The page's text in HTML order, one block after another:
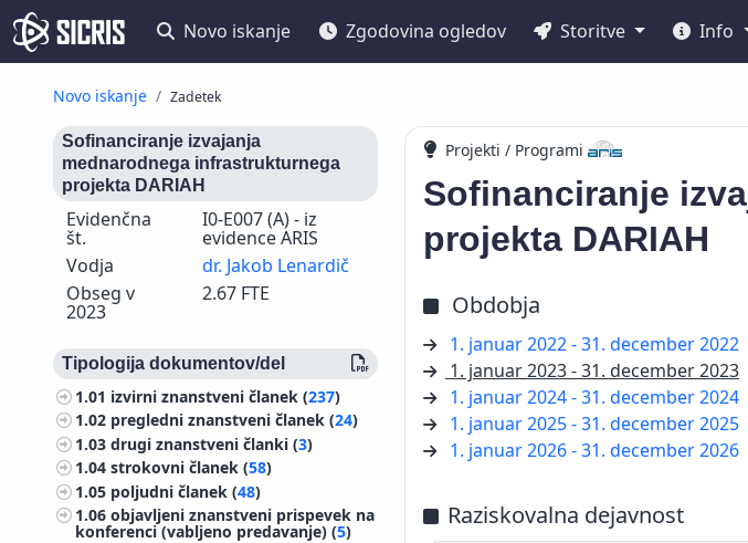
Novo iskanje Zgodovina ogledov Storitve Info
Novo iskanje Zadetek
Sofinanciranje izvajanja
mednarodnega infrastrukturnega
projekta DARIAH
Evidenčna
št.
I0-E007 (A) - iz
evidence ARIS
Vodja
dr. Jakob Lenardič
Obseg v
2023
2.67 FTE
Tipologija dokumentov/del
1.01 izvirni znanstveni članek (237)
1.02 pregledni znanstveni članek (24)
1.03drugi znanstveni članki (3)
1.04strokovni članek (58)
1.05 poljudni članek (48)
1.06objavljeni znanstveni prispevek na
konferenci (vabljeno predavanje) (5)
Projekti / Programi
Sofinanciranje
projekta DARIAH
Obdobja
1. januar 2022 - 31. december 2022
1. januar 2023 - 31. december 2023
1. januar 2024 - 31. december 2024
1. januar 2025 - 31. december 2025
1. januar 2026 - 31. december 2026
Raziskovalna dejavnost